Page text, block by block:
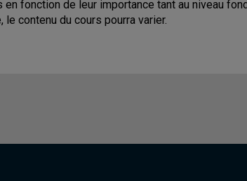
fonction de leur importance tant au niveau
le contenu du cours pourra varier.